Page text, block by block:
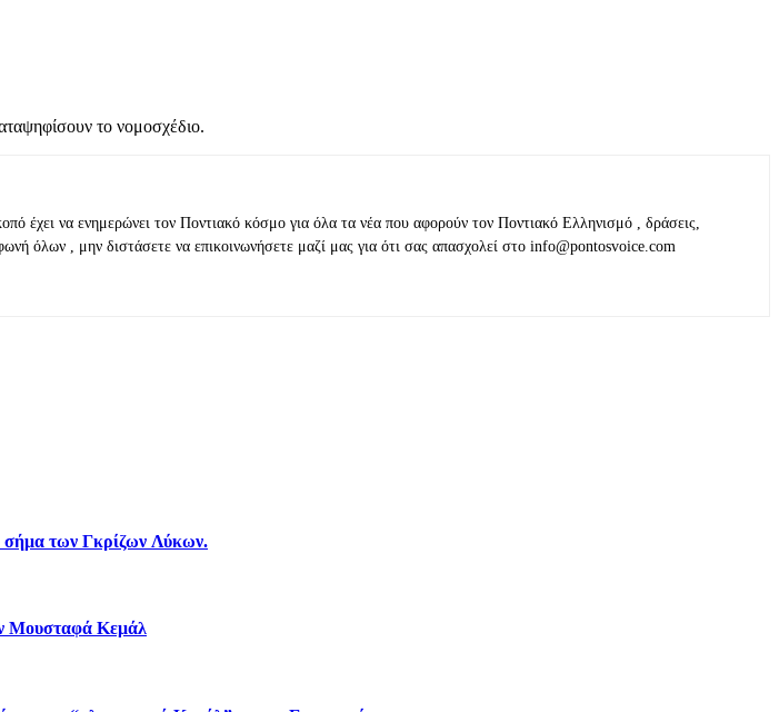
το νομοσχέδιο.
έχει να ενημερώνει τον Ποντιακό κόσμο για όλα τα νέα που αφορούν τον Ποντιακό Ελληνισμό , δράσεις,
όλων , μην διστάσετε να επικοινωνήσετε μαζί μας για ότι σας απασχολεί στο info@pontosvoice.com
σήμα των Γκρίζων Λύκων.
Μουσταφά Κεμάλ